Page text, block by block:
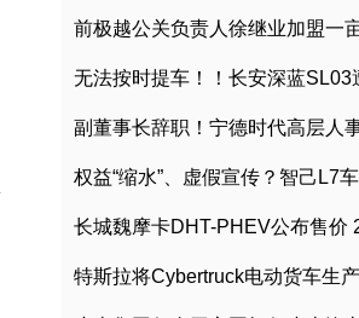
前极越公关负责人徐继业加盟一
副董事长辞职！宁德时代高层人
长城魏摩卡DHT-PHEV公布售价